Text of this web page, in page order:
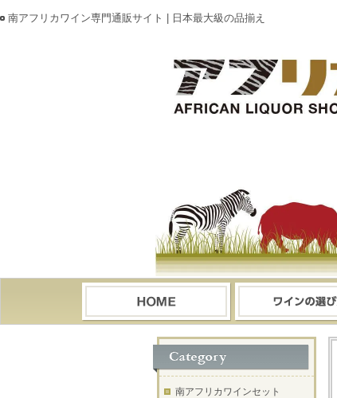
南アフリカワイン専門通販サイト | 日本最大級の品揃え
南アフリカワインセット